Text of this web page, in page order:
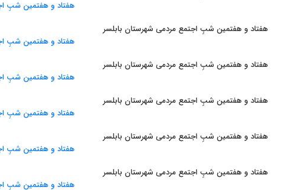
هفتاد و هفتمین شبِ اجتمع مردمی شهرستان بابلسر
هفتاد و هفتمین شبِ اجتمع مردمی شهرستان بابلسر
هفتاد و هفتمین شبِ اجتمع مردمی شهرستان بابلسر
هفتاد و هفتمین شبِ اجتمع مردمی شهرستان بابلسر
هفتاد و هفتمین شبِ اجتمع مردمی شهرستان بابلسر